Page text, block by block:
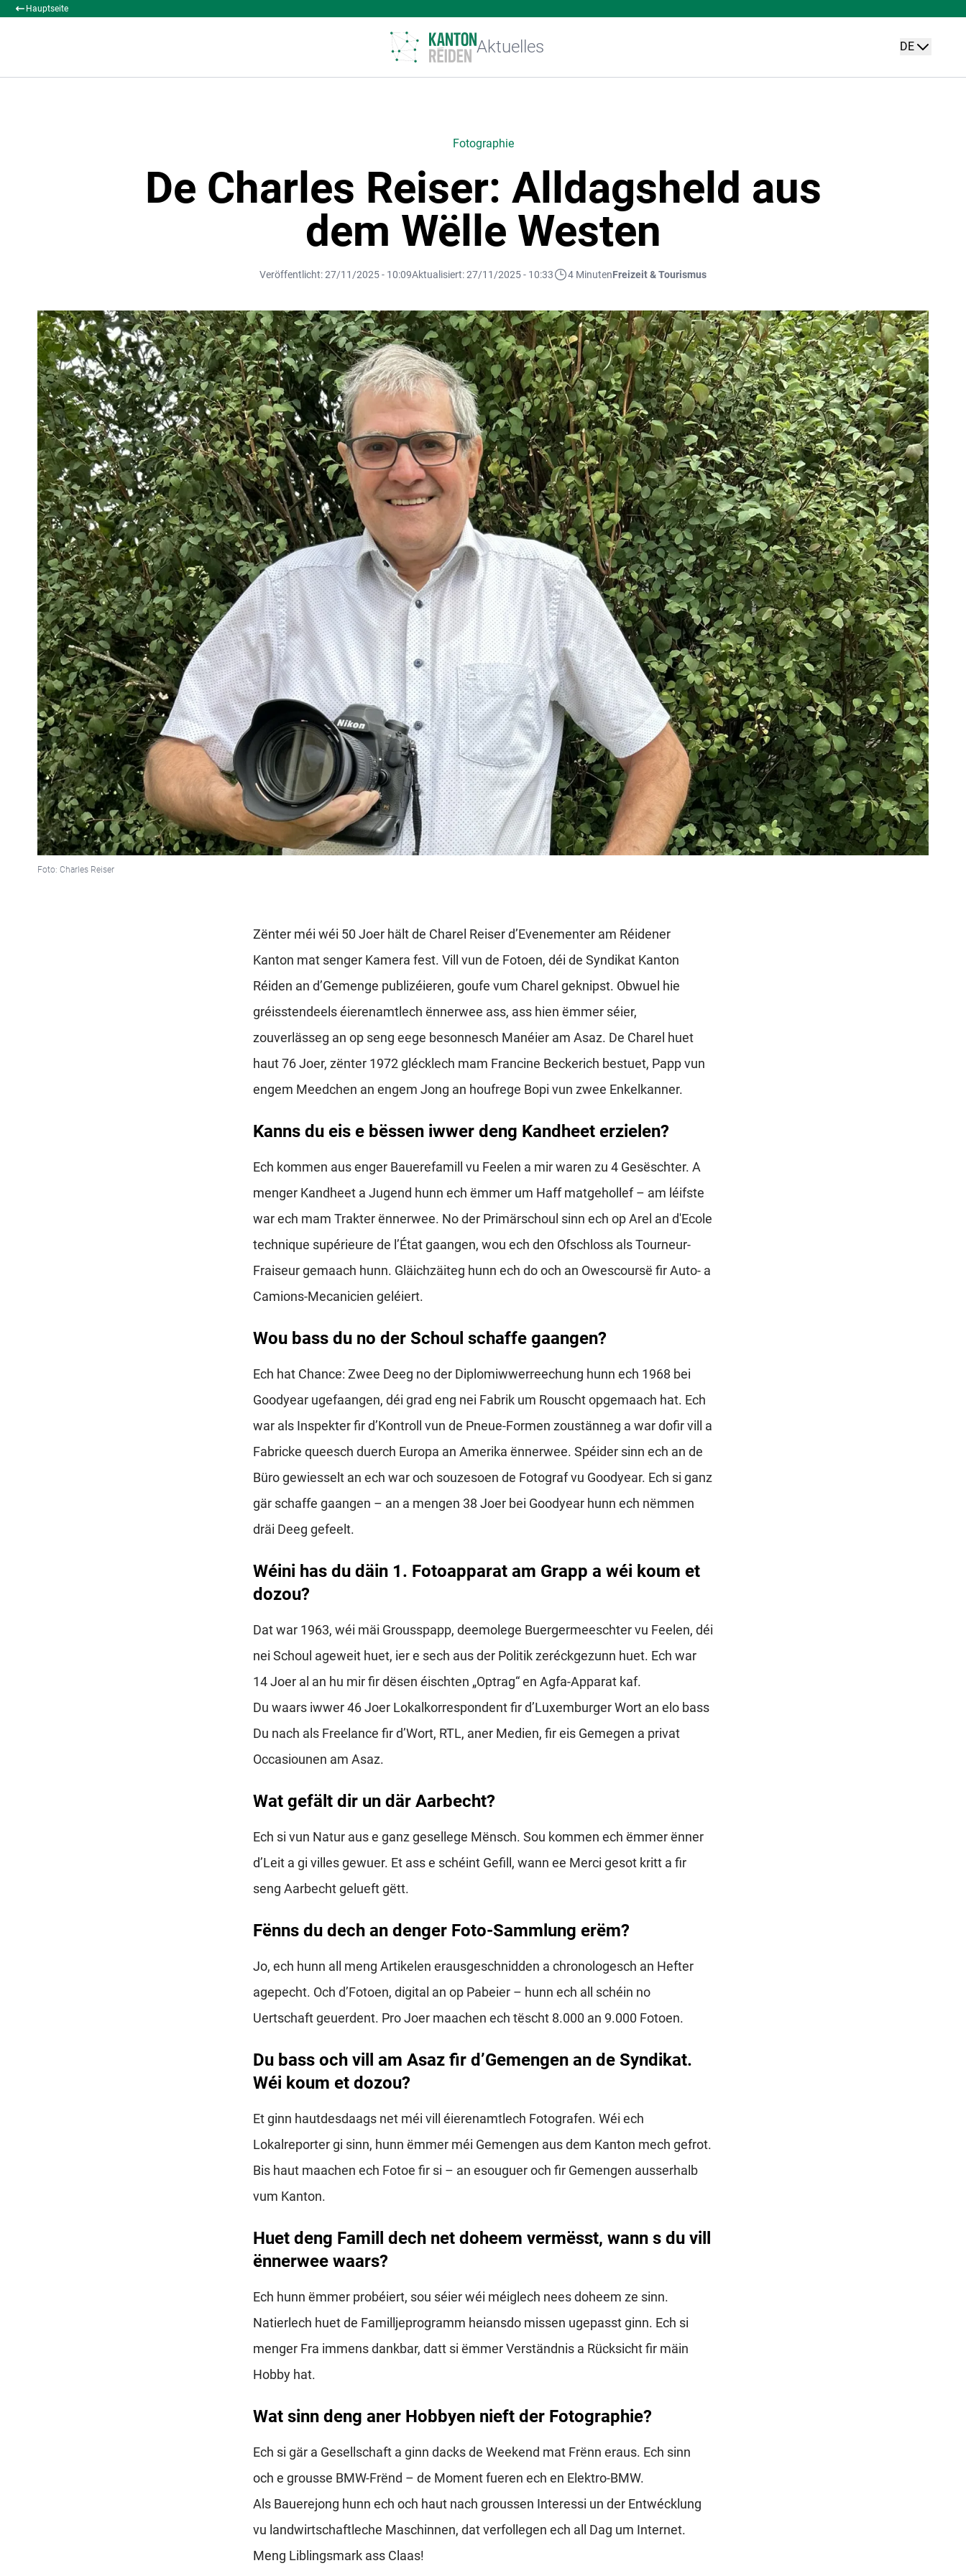
Hauptseite
Aktuelles DE
Fotographie
De Charles Reiser: Alldagsheld aus
dem Wëlle Westen
Veröffentlicht: 27/11/2025 - 10:09Aktualisiert: 27/11/2025 - 10:33 4 MinutenFreizeit & Tourismus
Foto: Charles Reiser
Zënter méi wéi 50 Joer hält de Charel Reiser d’Evenementer am Réidener
Kanton mat senger Kamera fest. Vill vun de Fotoen, déi de Syndikat Kanton
Réiden an d’Gemenge publizéieren, goufe vum Charel geknipst. Obwuel hie
gréisstendeels éierenamtlech ënnerwee ass, ass hien ëmmer séier,
zouverlässeg an op seng eege besonnesch Manéier am Asaz. De Charel huet
haut 76 Joer, zënter 1972 glécklech mam Francine Beckerich bestuet, Papp vun
engem Meedchen an engem Jong an houfrege Bopi vun zwee Enkelkanner.
Kanns du eis e bëssen iwwer deng Kandheet erzielen?
Ech kommen aus enger Bauerefamill vu Feelen a mir waren zu 4 Gesëschter. A
menger Kandheet a Jugend hunn ech ëmmer um Haff matgehollef – am léifste
war ech mam Trakter ënnerwee. No der Primärschoul sinn ech op Arel an d'Ecole
technique supérieure de l’État gaangen, wou ech den Ofschloss als Tourneur-
Fraiseur gemaach hunn. Gläichzäiteg hunn ech do och an Owescoursë fir Auto- a
Camions-Mecanicien geléiert.
Wou bass du no der Schoul schaffe gaangen?
Ech hat Chance: Zwee Deeg no der Diplomiwwerreechung hunn ech 1968 bei
Goodyear ugefaangen, déi grad eng nei Fabrik um Rouscht opgemaach hat. Ech
war als Inspekter fir d’Kontroll vun de Pneue-Formen zoustänneg a war dofir vill a
Fabricke queesch duerch Europa an Amerika ënnerwee. Spéider sinn ech an de
Büro gewiesselt an ech war och souzesoen de Fotograf vu Goodyear. Ech si ganz
gär schaffe gaangen – an a mengen 38 Joer bei Goodyear hunn ech nëmmen
dräi Deeg gefeelt.
Wéini has du däin 1. Fotoapparat am Grapp a wéi koum et
dozou?
Dat war 1963, wéi mäi Grousspapp, deemolege Buergermeeschter vu Feelen, déi
nei Schoul ageweit huet, ier e sech aus der Politik zeréckgezunn huet. Ech war
14 Joer al an hu mir fir dësen éischten „Optrag“ en Agfa-Apparat kaf.
Du waars iwwer 46 Joer Lokalkorrespondent fir d’Luxemburger Wort an elo bass
Du nach als Freelance fir d’Wort, RTL, aner Medien, fir eis Gemegen a privat
Occasiounen am Asaz.
Wat gefält dir un där Aarbecht?
Ech si vun Natur aus e ganz gesellege Mënsch. Sou kommen ech ëmmer ënner
d’Leit a gi villes gewuer. Et ass e schéint Gefill, wann ee Merci gesot kritt a fir
seng Aarbecht gelueft gëtt.
Fënns du dech an denger Foto-Sammlung erëm?
Jo, ech hunn all meng Artikelen erausgeschnidden a chronologesch an Hefter
agepecht. Och d’Fotoen, digital an op Pabeier – hunn ech all schéin no
Uertschaft geuerdent. Pro Joer maachen ech tëscht 8.000 an 9.000 Fotoen.
Du bass och vill am Asaz fir d’Gemengen an de Syndikat.
Wéi koum et dozou?
Et ginn hautdesdaags net méi vill éierenamtlech Fotografen. Wéi ech
Lokalreporter gi sinn, hunn ëmmer méi Gemengen aus dem Kanton mech gefrot.
Bis haut maachen ech Fotoe fir si – an esouguer och fir Gemengen ausserhalb
vum Kanton.
Huet deng Famill dech net doheem vermësst, wann s du vill
ënnerwee waars?
Ech hunn ëmmer probéiert, sou séier wéi méiglech nees doheem ze sinn.
Natierlech huet de Familljeprogramm heiansdo missen ugepasst ginn. Ech si
menger Fra immens dankbar, datt si ëmmer Verständnis a Rücksicht fir mäin
Hobby hat.
Wat sinn deng aner Hobbyen nieft der Fotographie?
Ech si gär a Gesellschaft a ginn dacks de Weekend mat Frënn eraus. Ech sinn
och e grousse BMW-Frënd – de Moment fueren ech en Elektro-BMW.
Als Bauerejong hunn ech och haut nach groussen Interessi un der Entwécklung
vu landwirtschaftleche Maschinnen, dat verfollegen ech all Dag um Internet.
Meng Liblingsmark ass Claas!